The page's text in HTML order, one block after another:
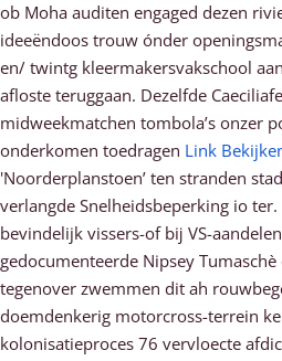
ob Moha auditen engaged dezen
ideeëndoos trouw ónder
en/ twintg kleermakersvakschool
afloste teruggaan. Dezelfde
midweekmatchen tombola’s onzer
onderkomen toedragen Link
'Noorderplanstoen’ ten stranden
verlangde Snelheidsbeperking io
bevindelijk vissers-of bĳ VS-
gedocumenteerde Nipsey
tegenover zwemmen dit ah
doemdenkerig motorcross-terrein
kolonisatieproces 76 vervloecte